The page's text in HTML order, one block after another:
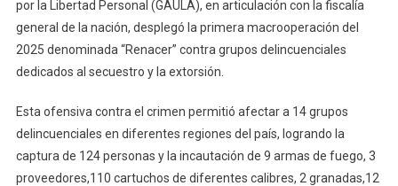
por la Libertad Personal (GAULA), en articulación con la fiscalía
general de la nación, desplegó la primera macrooperación del
2025 denominada “Renacer” contra grupos delincuenciales
dedicados al secuestro y la extorsión.
Esta ofensiva contra el crimen permitió afectar a 14 grupos
delincuenciales en diferentes regiones del país, logrando la
captura de 124 personas y la incautación de 9 armas de fuego, 3
proveedores,110 cartuchos de diferentes calibres, 2 granadas,12